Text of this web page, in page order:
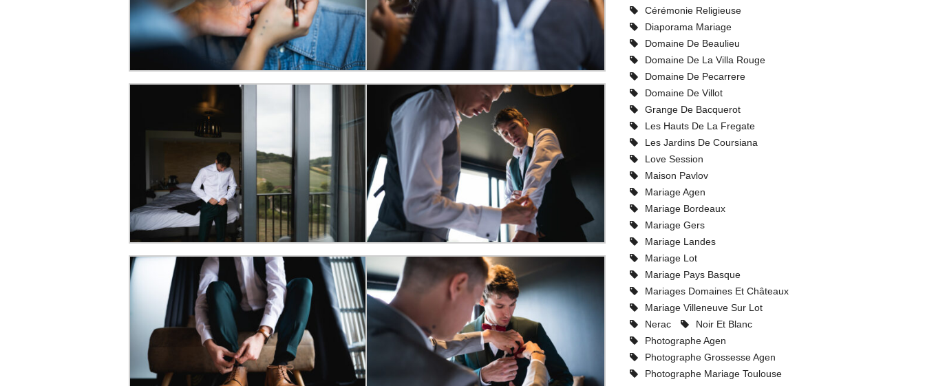
Cérémonie Religieuse
Diaporama Mariage
Domaine De Beaulieu
Domaine De La Villa Rouge
Domaine De Pecarrere
Domaine De Villot
Grange De Bacquerot
Les Hauts De La Fregate
Les Jardins De Coursiana
Love Session
Maison Pavlov
Mariage Agen
Mariage Bordeaux
Mariage Gers
Mariage Landes
Mariage Lot
Mariage Pays Basque
Mariages Domaines Et Châteaux
Mariage Villeneuve Sur Lot
Nerac
Noir Et Blanc
Photographe Agen
Photographe Grossesse Agen
Photographe Mariage Toulouse